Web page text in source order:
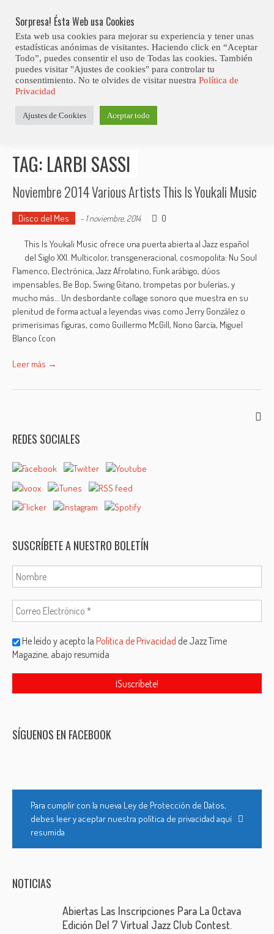
content
Club Contest.
Posts tagged "Larbi Sassi"
TAG: LARBI SASSI
Noviembre 2014 Various Artists This Is Youkali Music
Disco del Mes - 1 noviembre, 2014 0
This Is Youkali Music ofrece una puerta abierta al Jazz español
del Siglo XXI. Multicolor, transgeneracional, cosmopolita: Nu Soul
Flamenco, Electrónica, Jazz Afrolatino, Funk arábigo, dúos
impensables, Be Bop, Swing Gitano, trompetas por bulerías, y
mucho más… Un desbordante collage sonoro que muestra en su
plenitud de forma actual a leyendas vivas como Jerry González o
primerísimas figuras, como Guillermo McGill, Nono García, Miguel
Blanco (con
Leer más →
REDES SOCIALES
SUSCRÍBETE A NUESTRO BOLETÍN
He leído y acepto laPolítica de Privacidad de Jazz Time
Magazine, abajo resumida
SÍGUENOS EN FACEBOOK
Para cumplir con la nueva Ley de Protección de Datos,
debes leer y aceptar nuestra política de privacidad aquí
resumida
NOTICIAS
Abiertas Las Inscripciones Para La Octava
Edición Del 7 Virtual Jazz Club Contest.
Sorpresa! Ésta Web usa Cookies
Esta web usa cookies para mejorar su experiencia y tener unas
estadísticas anónimas de visitantes. Haciendo click en “Aceptar
Todo”, puedes consentir el uso de Todas las cookies. También
puedes visitar "Ajustes de cookies" para controlar tu
consentimiento. No te olvides de visitar nuestra Política de
Privacidad
Ajustes de Cookies Aceptar todo